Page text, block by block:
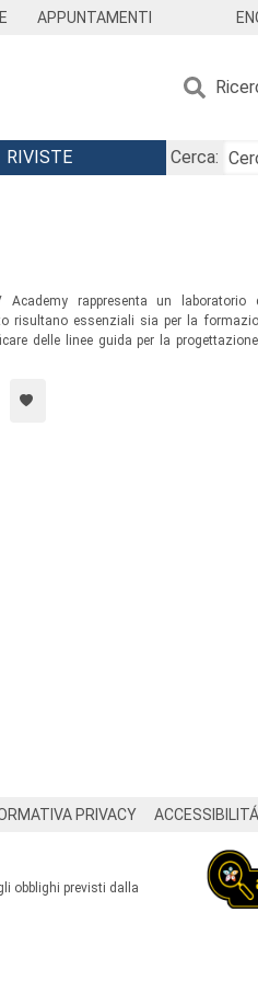
APPUNTAMENTI
RIVISTE
Cerca:
Academy rappresenta un
risultano essenziali sia per la
delle linee guida per la
e il buon funzionamento
PRIVACY ACCESSIBILITÁ
obblighi previsti dalla